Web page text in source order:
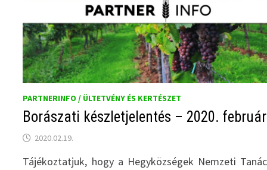
PARTNERINFO / ÜLTETVÉNY ÉS KERTÉSZET
Borászati készletjelentés – 2020. február
2020.02.19.
Tájékoztatjuk, hogy a Hegyközségek Nemzeti